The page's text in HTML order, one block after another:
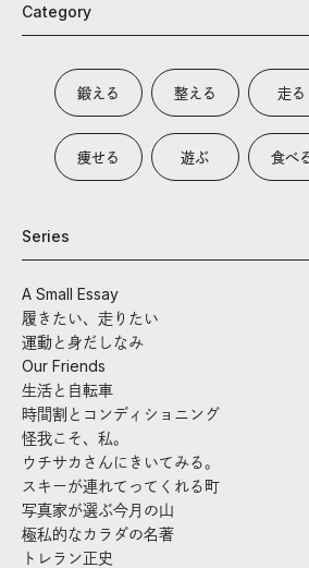
Category
鍛える 整える 走る
痩せる 遊ぶ 食べ
Series
A Small Essay
履きたい、走りたい
運動と身だしなみ
Our Friends
生活と自転車
時間割とコンディショニング
怪我こそ、私。
ウチサカさんにきいてみる。
スキーが連れてってくれる町
写真家が選ぶ今月の山
極私的なカラダの名著
トレラン正史